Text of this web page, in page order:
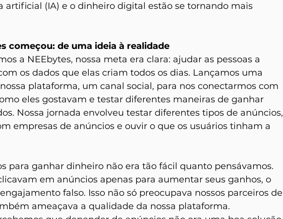
artificial (IA) e o dinheiro digital estão se tornando mais
começou: de uma ideia à realidade
a NEEbytes, nossa meta era clara: ajudar as pessoas a
os dados que elas criam todos os dias. Lançamos uma
plataforma, um canal social, para nos conectarmos com
eles gostavam e testar diferentes maneiras de ganhar
Nossa jornada envolveu testar diferentes tipos de anúncios,
empresas de anúncios e ouvir o que os usuários tinham a
para ganhar dinheiro não era tão fácil quanto pensávamos.
em anúncios apenas para aumentar seus ganhos, o
falso. Isso não só preocupava nossos parceiros de
ameaçava a qualidade da nossa plataforma.